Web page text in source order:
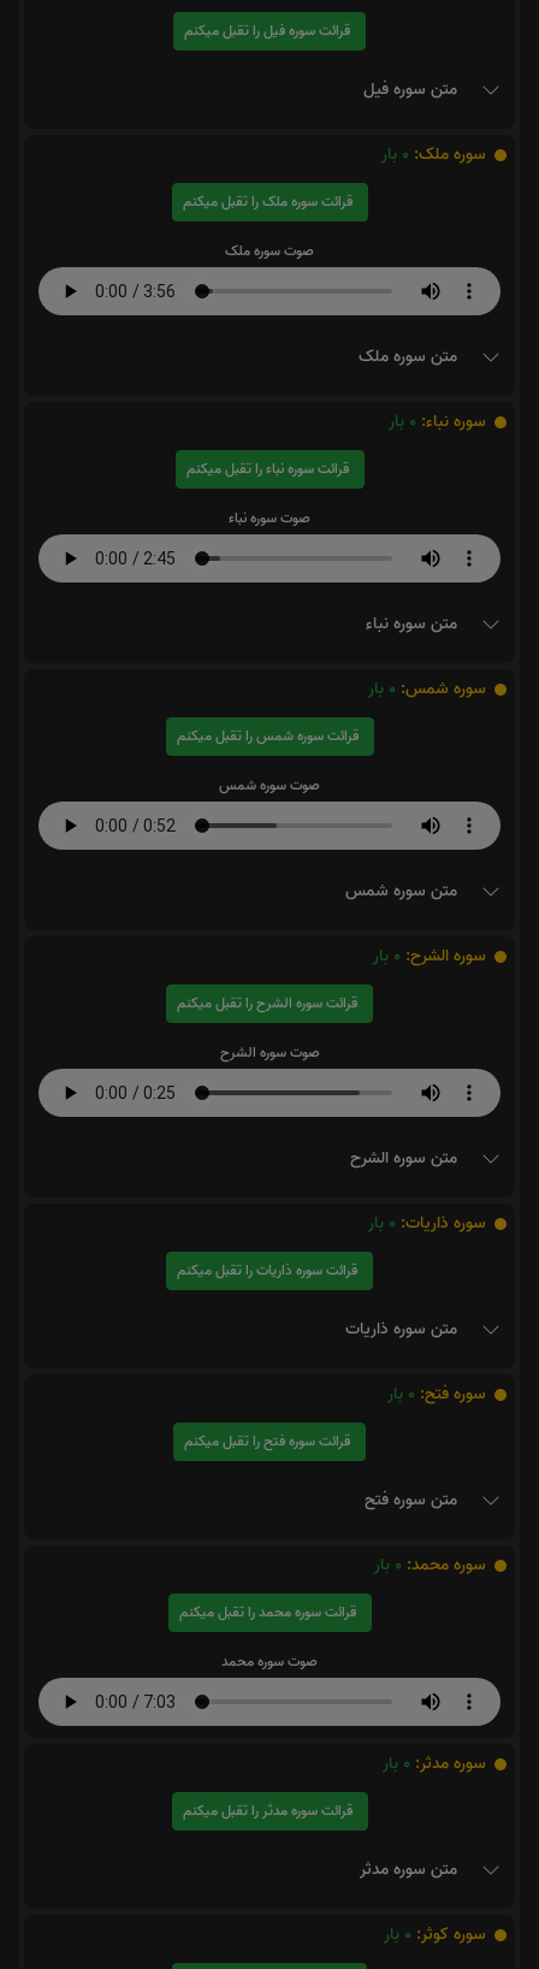
قرائت سوره فیل را تقبل میکنم
متن سوره فیل
سوره ملک: 0 بار
قرائت سوره ملک را تقبل میکنم
صوت سوره ملک
متن سوره ملک
سوره نباء: 0 بار
قرائت سوره نباء را تقبل میکنم
صوت سوره نباء
متن سوره نباء
سوره شمس: 0 بار
قرائت سوره شمس را تقبل میکنم
صوت سوره شمس
متن سوره شمس
سوره الشرح: 0 بار
قرائت سوره الشرح را تقبل میکنم
صوت سوره الشرح
متن سوره الشرح
سوره ذاریات: 0 بار
قرائت سوره ذاریات را تقبل میکنم
متن سوره ذاریات
سوره فتح: 0 بار
قرائت سوره فتح را تقبل میکنم
متن سوره فتح
سوره محمد: 0 بار
قرائت سوره محمد را تقبل میکنم
صوت سوره محمد
سوره مدثر: 0 بار
قرائت سوره مدثر را تقبل میکنم
متن سوره مدثر
سوره کوثر: 0 بار